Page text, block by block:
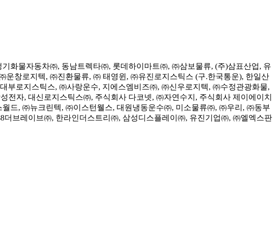
화물자동차㈜, 동남트렉타㈜, 롯데하이마트㈜, ㈜삼보물류, (주)삼표산업, 유
창로지텍, ㈜진환물류, ㈜ 태영윈, ㈜유진로지스틱스 (구.한국통운), 한일산
부로지스틱스, ㈜사랑운수, 지에스엠비즈㈜, ㈜신우로지텍, ㈜수정관광화물,
자, 대신로지스틱스㈜, 주식회사 다코넷, ㈜자연수지, 주식회사 제이에이치
드, ㈜뉴크린텍, ㈜이스턴웰스, 대원냉동운수㈜, 미소물류㈜, ㈜우리, ㈜동부
브레이브㈜, 한라인더스트리㈜, 삼성디스플레이㈜, 유진기업㈜, ㈜엘엑스판